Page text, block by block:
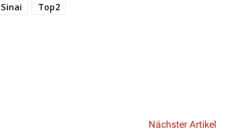
Sinai Top2
Nächster Artikel